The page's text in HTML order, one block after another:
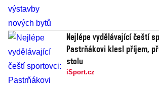
Nejlépe vydělávající čeští
Pastrňákovi klesl příjem,
stolu
iSport.cz